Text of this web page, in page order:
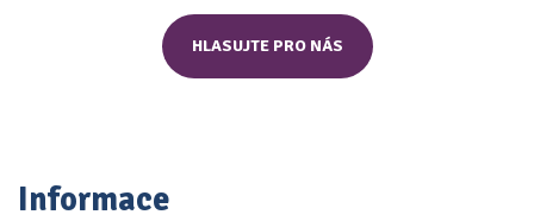
HLASUJTE PRO NÁS
Informace